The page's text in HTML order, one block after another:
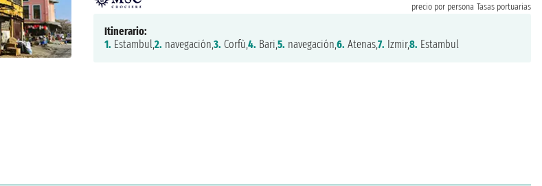
precio por persona Tasas portuarias
Itinerario:
1. Estambul,2. navegación,3. Corfù,4. Bari,5. navegación,6. Atenas,7. Izmir,8. Estambul